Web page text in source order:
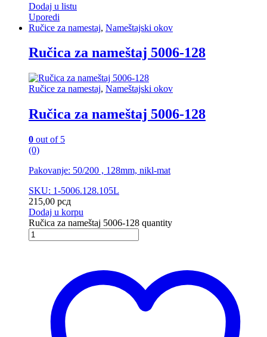
Dodaj u listu
Uporedi
Ručice za namestaj, Nameštajski okov
Ručica za nameštaj 5006-128
Ručice za namestaj, Nameštajski okov
Ručica za nameštaj 5006-128
0 out of 5
(0)
Pakovanje: 50/200 , 128mm, nikl-mat
SKU: 1-5006.128.105L
215,00 рсд
Dodaj u korpu
Ručica za nameštaj 5006-128 quantity